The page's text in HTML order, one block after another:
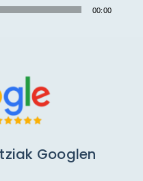
00:00
Googlen